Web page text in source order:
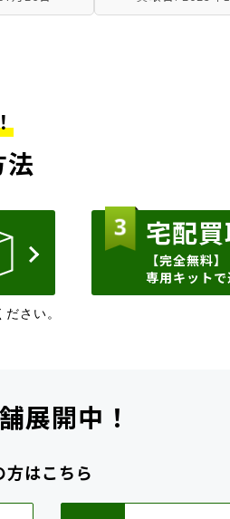
宅配
【完全無料】
専用キット
さい。
展開中！
方はこちら